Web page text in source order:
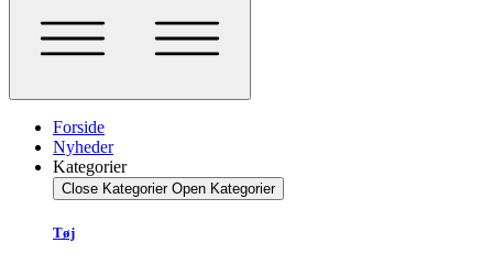
Forside
Nyheder
Kategorier
Close Kategorier Open Kategorier
Tøj